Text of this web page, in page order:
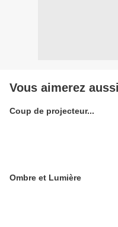
Vous aimerez aussi
Coup de projecteur...
Ombre et Lumière